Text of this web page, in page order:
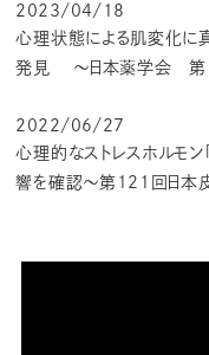
2023/04/18
心理状態による肌変化に
発見 ～日本薬学会 第
2022/06/27
心理的なストレスホルモン
響を確認～第121回日本